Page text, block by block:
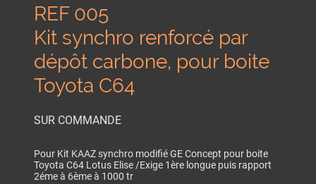
REF 005
Kit synchro renforcé par
dépôt carbone, pour boite
Toyota C64
SUR COMMANDE
Pour Kit KAAZ synchro modifié GE Concept pour boite
Toyota C64 Lotus Elise /Exige 1ère longue puis rapport
2éme à 6ème à 1000 tr